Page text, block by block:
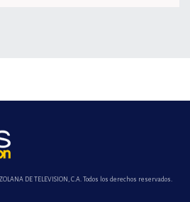
DE TELEVISION, C.A. Todos los derechos reservados.